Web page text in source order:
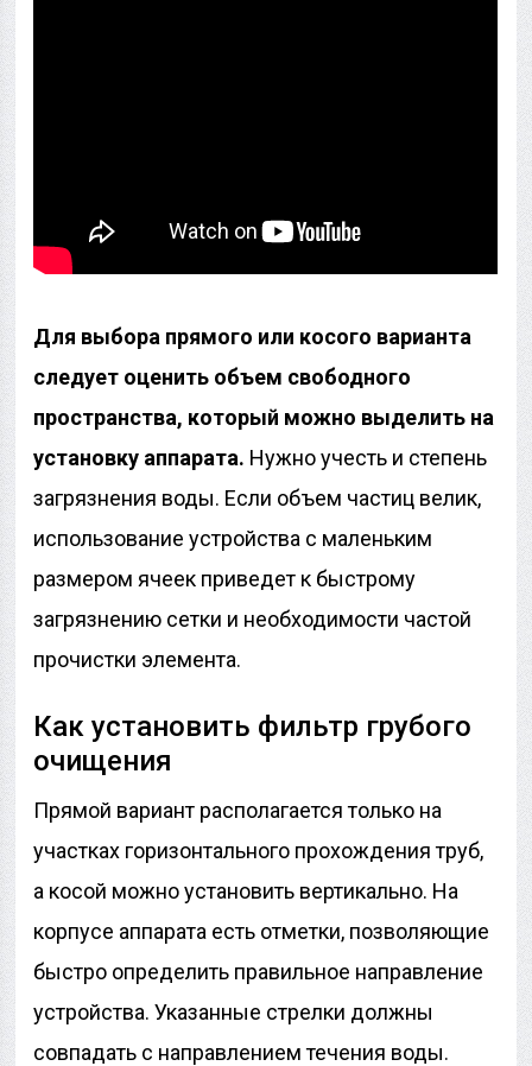
Для выбора прямого или косого варианта
следует оценить объем свободного
пространства, который можно выделить на
установку аппарата. Нужно учесть и степень
загрязнения воды. Если объем частиц велик,
использование устройства с маленьким
размером ячеек приведет к быстрому
загрязнению сетки и необходимости частой
прочистки элемента.
Как установить фильтр грубого
очищения
Прямой вариант располагается только на
участках горизонтального прохождения труб,
а косой можно установить вертикально. На
корпусе аппарата есть отметки, позволяющие
быстро определить правильное направление
устройства. Указанные стрелки должны
совпадать с направлением течения воды.